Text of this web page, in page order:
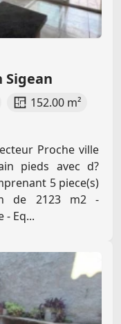
Sigean
152.00 m²
Proche ville
pieds avec d?
5 piece(s)
de 2123 m2 -
- Eq...